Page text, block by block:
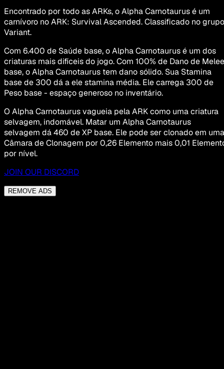
Encontrado por todo as ARKs, o Alpha Carnotaurus é um
carnívoro no ARK: Survival Ascended. Classificado no grupo
Variant.
Com 6.400 de Saúde base, o Alpha Carnotaurus é um dos
criaturas mais difíceis do jogo. Com 100% de Dano de Melee
base, o Alpha Carnotaurus tem dano sólido. Sua Stamina
base de 300 dá a ele stamina média. Ele carrega 300 de
Peso base - espaço generoso no inventário.
O Alpha Carnotaurus vagueia pela ARK como uma criatura
selvagem, indomável. Matar um Alpha Carnotaurus
selvagem dá 460 de XP base. Ele pode ser clonado em uma
Câmara de Clonagem por 0,26 Elemento mais 0,01
por nível.
JOIN OUR DISCORD
REMOVE ADS